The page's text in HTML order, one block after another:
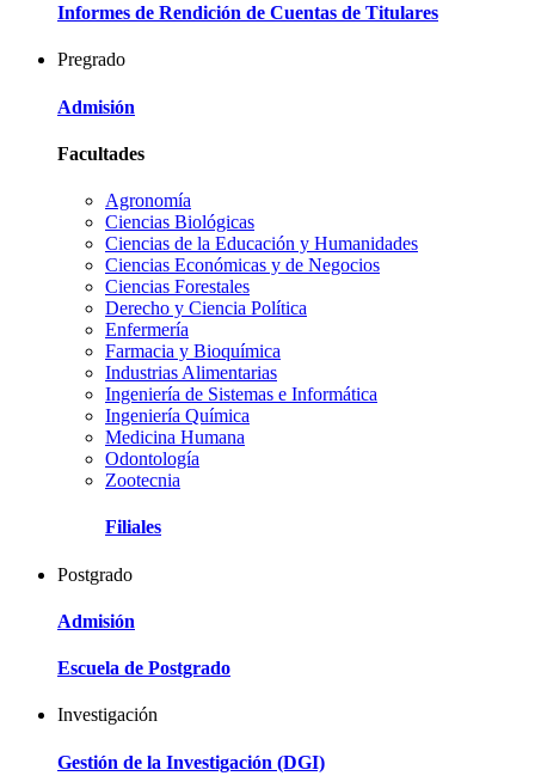
Informes de Rendición de Cuentas de Titulares
Pregrado
Admisión
Facultades
Agronomía
Ciencias Biológicas
Ciencias de la Educación y Humanidades
Ciencias Económicas y de Negocios
Ciencias Forestales
Derecho y Ciencia Política
Enfermería
Farmacia y Bioquímica
Industrias Alimentarias
Ingeniería de Sistemas e Informática
Ingeniería Química
Medicina Humana
Odontología
Zootecnia
Filiales
Postgrado
Admisión
Escuela de Postgrado
Investigación
Gestión de la Investigación (DGI)